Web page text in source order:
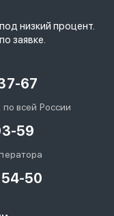
низкий процент.
заявке.
67
всей России
59
50